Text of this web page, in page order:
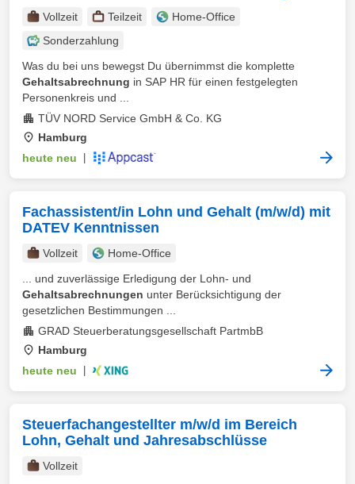
Vollzeit Teilzeit
Home-Office
Sonderzahlung
Was du bei uns bewegst Du übernimmst die komplette
Gehaltsabrechnung in SAP HR für einen festgelegten
Personenkreis und ...
TÜV NORD Service GmbH & Co. KG
Hamburg
heute neu
Fachassistent/in Lohn und Gehalt (m/w/d) mit
DATEV Kenntnissen
Vollzeit
Home-Office
... und zuverlässige Erledigung der Lohn- und
Gehaltsabrechnungen unter Berücksichtigung der
gesetzlichen Bestimmungen ...
GRAD Steuerberatungsgesellschaft PartmbB
Hamburg
heute neu
Steuerfachangestellter m/w/d im Bereich
Lohn, Gehalt und Jahresabschlüsse
Vollzeit